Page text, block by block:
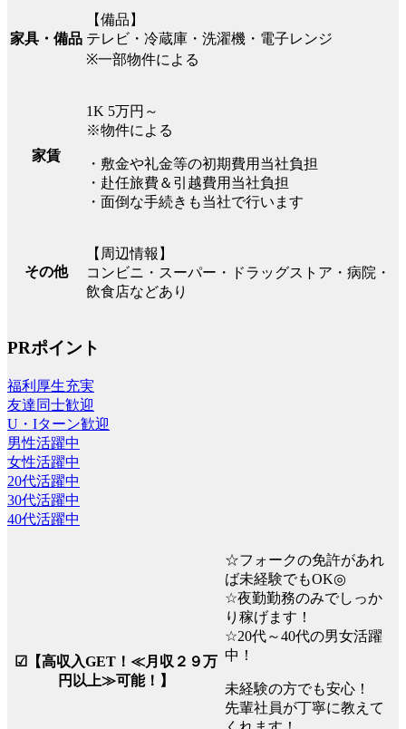
家具・備品
【備品】
テレビ・冷蔵庫・洗濯機・電子レンジ
※一部物件による
家賃
1K 5万円～
※物件による
・敷金や礼金等の初期費用当社負担
・赴任旅費＆引越費用当社負担
・面倒な手続きも当社で行います
その他
【周辺情報】
コンビニ・スーパー・ドラッグストア・病院・
飲食店などあり
PRポイント
福利厚生充実
友達同士歓迎
U・Iターン歓迎
男性活躍中
女性活躍中
20代活躍中
30代活躍中
40代活躍中
☑【高収入GET！≪月収２９万
円以上≫可能！】
☆フォークの免許があれ
ば未経験でもOK◎
☆夜勤勤務のみでしっか
り稼げます！
☆20代～40代の男女活躍
中！
未経験の方でも安心！
先輩社員が丁寧に教えて